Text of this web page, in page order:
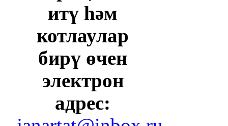
итү һәм
котлаулар
бирү өчен
электрон
адрес: